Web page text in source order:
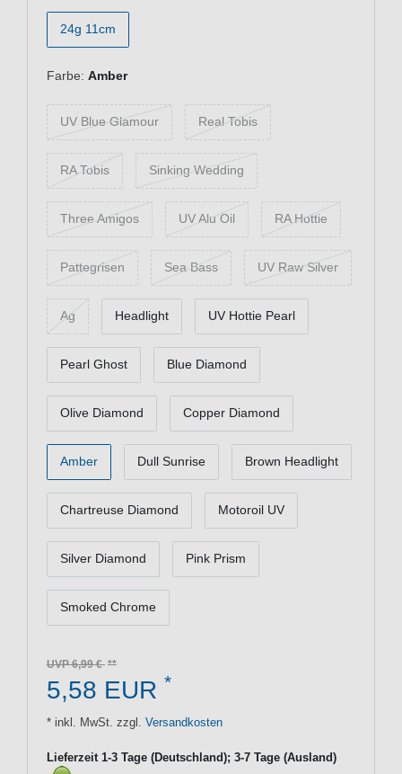
24g 11cm
Farbe: Amber
UV Blue Glamour Real Tobis
RA Tobis Sinking Wedding
Three Amigos UV Alu Oil RA Hottie
Pattegrisen Sea Bass UV Raw Silver
Ag Headlight UV Hottie Pearl
Pearl Ghost Blue Diamond
Olive Diamond Copper Diamond
Amber Dull Sunrise Brown Headlight
Chartreuse Diamond Motoroil UV
Silver Diamond Pink Prism
Smoked Chrome
UVP 6,99 €
5,58 EUR *
* inkl. MwSt. zzgl. Versandkosten
Lieferzeit 1-3 Tage (Deutschland); 3-7 Tage (Ausland)